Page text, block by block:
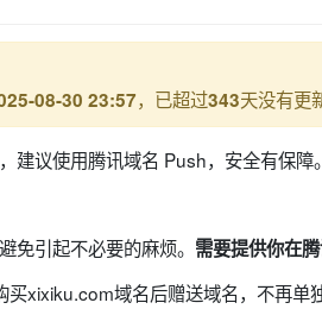
08-30 23:57，已超过343天没有更
建议使用腾讯域名 Push，安全有保障
免引起不必要的麻烦。 需要提供你在
域名后赠送域名，不再单